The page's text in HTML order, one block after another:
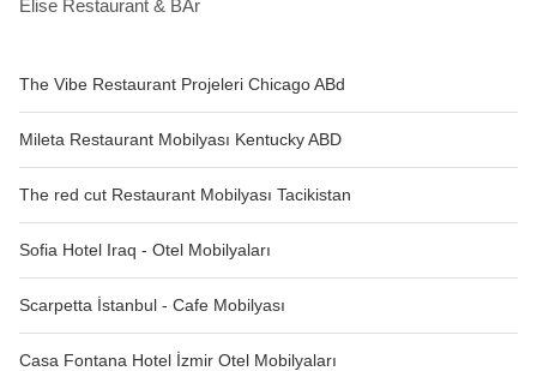
The Vibe Restaurant Projeleri Chicago ABd
Mileta Restaurant Mobilyası Kentucky ABD
The red cut Restaurant Mobilyası Tacikistan
Sofia Hotel Iraq - Otel Mobilyaları
Scarpetta İstanbul - Cafe Mobilyası
Casa Fontana Hotel İzmir Otel Mobilyaları
Elise Restaurant & BAr